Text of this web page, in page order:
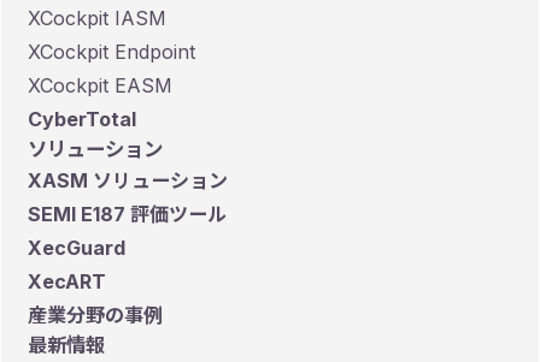
XCockpit IASM
XCockpit Endpoint
XCockpit EASM
CyberTotal
ソリューション
XASM ソリューション
SEMI E187 評価ツール
XecGuard
XecART
産業分野の事例
最新情報